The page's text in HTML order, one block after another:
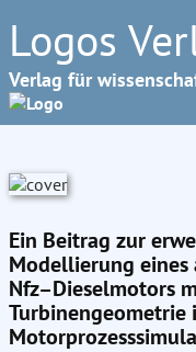
Logos
Verlag für
Ein Beitrag zur
Modellierung
Nfz–Dieselmotors
Turbinengeometrie